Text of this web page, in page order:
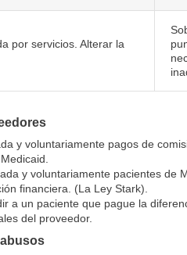
por servicios. Alterar la
y voluntariamente pagos de
y voluntariamente pacientes de
financiera. (La Ley Stark).
a un paciente que pague la
del proveedor.